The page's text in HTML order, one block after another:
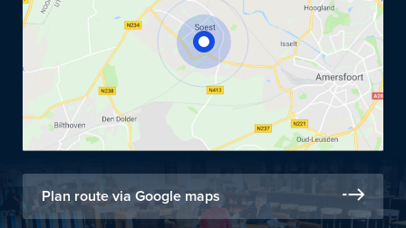
Plan route via Google maps